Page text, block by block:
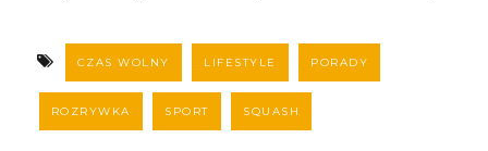
CZAS WOLNY LIFESTYLE PORADY
ROZRYWKA SPORT SQUASH